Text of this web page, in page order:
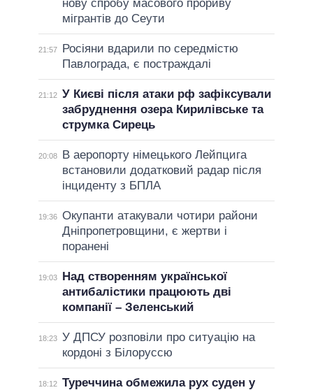
нову спробу масового прориву
мігрантів до Сеути
21:57
Росіяни вдарили по середмістю
Павлограда, є постраждалі
21:12 У Києві після атаки рф зафіксували
забруднення озера Кирилівське та
струмка Сирець
20:08
В аеропорту німецького Лейпцига
встановили додатковий радар після
інциденту з БПЛА
19:36 Окупанти атакували чотири райони
Дніпропетровщини, є жертви і
поранені
19:03
Над створенням української
антибалістики працюють дві
компанії – Зеленський
18:23 У ДПСУ розповіли про ситуацію на
кордоні з Білоруссю
18:12 Туреччина обмежила рух суден у